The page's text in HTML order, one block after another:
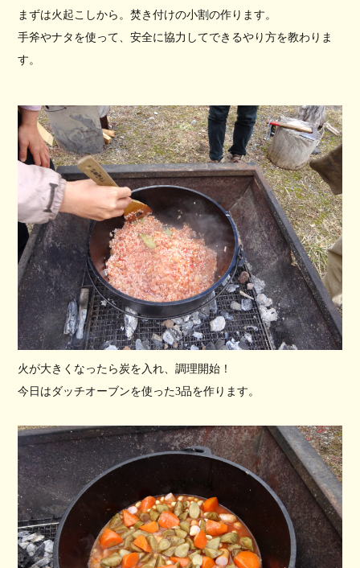
まずは火起こしから。焚き付けの小割の作ります。
手斧やナタを使って、安全に協力してできるやり方を教わりま
す。
火が大きくなったら炭を入れ、調理開始！
今日はダッチオーブンを使った3品を作ります。